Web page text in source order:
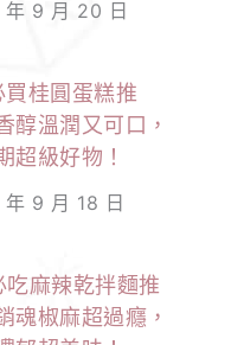
9 月 20 日
買桂圓蛋糕推
醇溫潤又可口，
超級好物！
9 月 18 日
吃麻辣乾拌麵推
魂椒麻超過癮，